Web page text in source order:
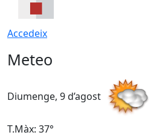
Accedeix
Meteo
Diumenge, 9 d’agost
T.Màx: 37°